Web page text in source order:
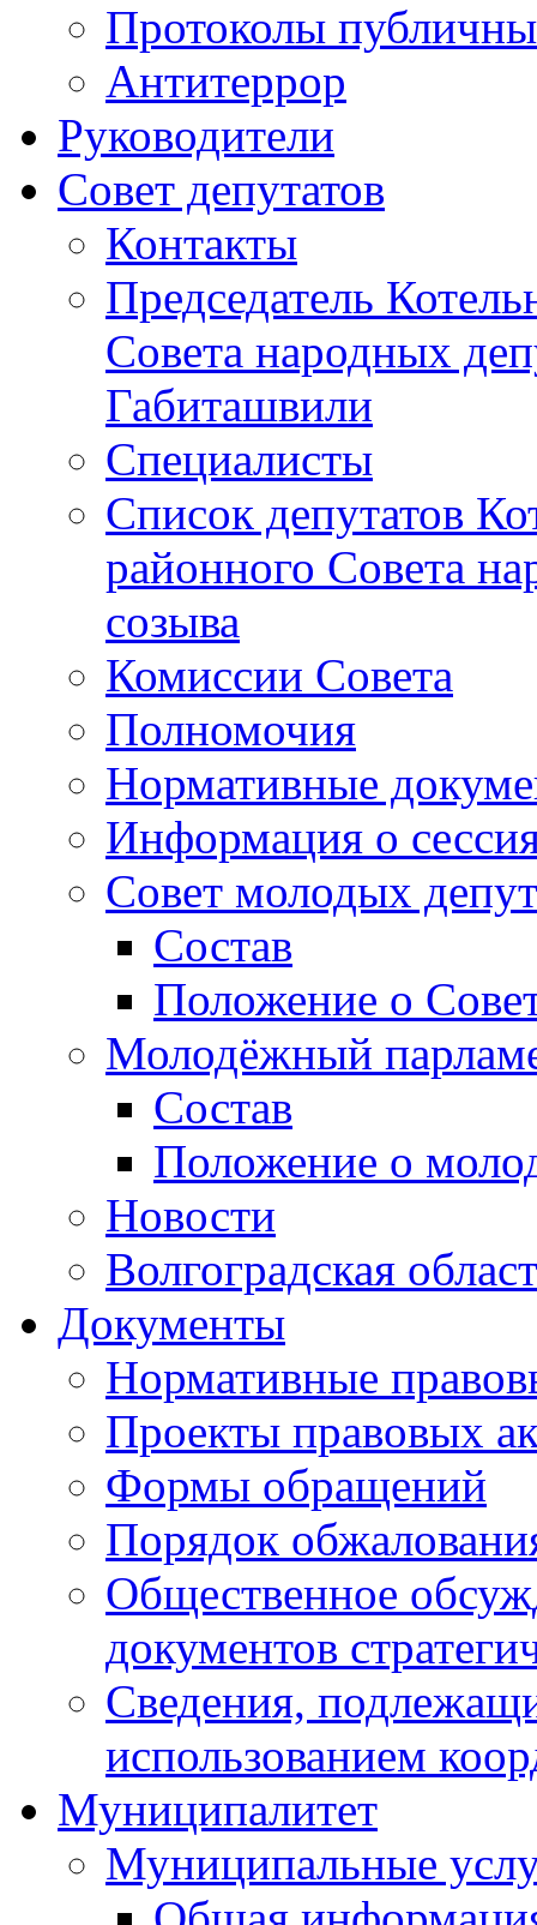
Протоколы
Антитеррор
Руководители
Совет депутатов
Контакты
Председатель
Совета народных
Габиташвили
Специалисты
Список депутатов
районного Совета
созыва
Комиссии Совета
Полномочия
Нормативные
Информация о
Совет молодых
Состав
Положение о
Молодёжный
Состав
Положение о
Новости
Волгоградская
Документы
Нормативные
Проекты правовых
Формы обращений
Порядок
Общественное
документов
Сведения,
использованием
Муниципалитет
Муниципальные